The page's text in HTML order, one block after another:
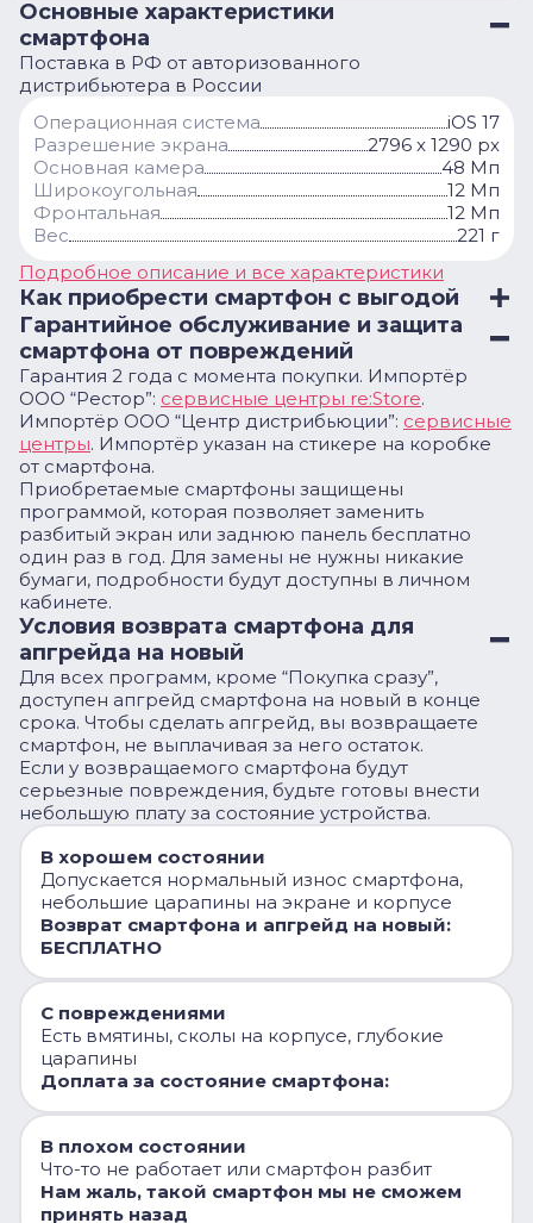
Основные характеристики
смартфона
Поставка в РФ от авторизованного
дистрибьютера в России
Операционная система
iOS 17
Разрешение экрана
2796 x 1290 px
Основная камера
48 Мп
Широкоугольная
12 Мп
Фронтальная
12 Мп
Вес
221 г
Подробное описание и все характеристики
Как приобрести смартфон с выгодой
Гарантийное обслуживание и защита
смартфона от повреждений
Гарантия 2 года с момента покупки. Импортёр
ООО “Рестор”: сервисные центры re:Store.
Импортёр ООО “Центр дистрибьюции”: сервисные
центры. Импортёр указан на стикере на коробке
от смартфона.
Приобретаемые смартфоны защищены
программой, которая позволяет заменить
разбитый экран или заднюю панель бесплатно
один раз в год. Для замены не нужны никакие
бумаги, подробности будут доступны в личном
кабинете.
Условия возврата смартфона для
апгрейда на новый
Для всех программ, кроме “Покупка сразу”,
доступен апгрейд смартфона на новый в конце
срока. Чтобы сделать апгрейд, вы возвращаете
смартфон, не выплачивая за него остаток.
Если у возвращаемого смартфона будут
серьезные повреждения, будьте готовы внести
небольшую плату за состояние устройства.
В хорошем состоянии
Допускается нормальный износ смартфона,
небольшие царапины на экране и корпусе
Возврат смартфона и апгрейд на новый:
БЕСПЛАТНО
С повреждениями
Есть вмятины, сколы на корпусе, глубокие
царапины
Доплата за состояние смартфона:
В плохом состоянии
Что-то не работает или смартфон разбит
Нам жаль, такой смартфон мы не сможем
принять назад